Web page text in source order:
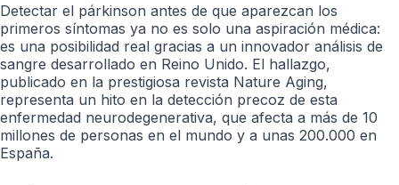
Detectar el párkinson antes de que aparezcan los
primeros síntomas ya no es solo una aspiración médica:
es una posibilidad real gracias a un innovador análisis de
sangre desarrollado en Reino Unido. El hallazgo,
publicado en la prestigiosa revista Nature Aging,
representa un hito en la detección precoz de esta
enfermedad neurodegenerativa, que afecta a más de 10
millones de personas en el mundo y a unas 200.000 en
España.